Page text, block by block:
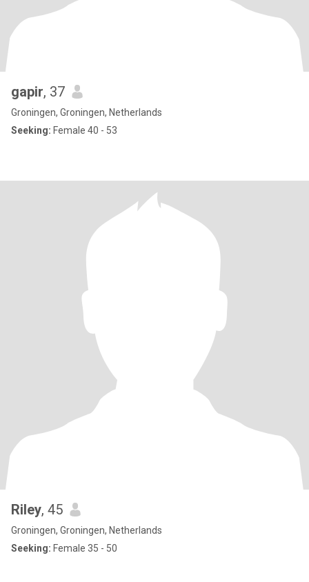
gapir, 37
Groningen, Groningen, Netherlands
Seeking: Female 40 - 53
Riley, 45
Groningen, Groningen, Netherlands
Seeking: Female 35 - 50